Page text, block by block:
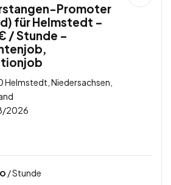
Promoter
für Helmstedt –
/ Stunde –
Helmstedt, Niedersachsen,
2026
/ Stunde